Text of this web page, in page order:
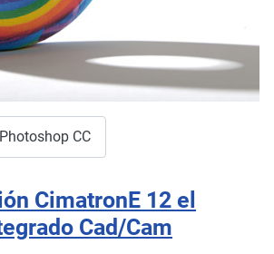
CC
CimatronE 12 el
Cad/Cam